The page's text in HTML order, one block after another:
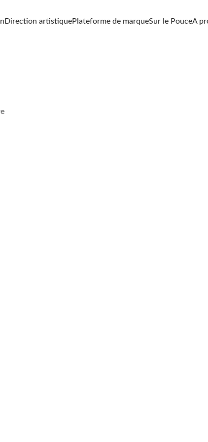
Direction artistiquePlateforme de marqueSur le PouceA